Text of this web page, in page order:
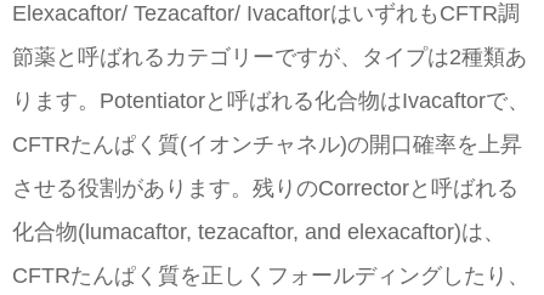
Elexacaftor/ Tezacaftor/ IvacaftorはいずれもCFTR調
節薬と呼ばれるカテゴリーですが、タイプは2種類あ
ります。Potentiatorと呼ばれる化合物はIvacaftorで、
CFTRたんぱく質(イオンチャネル)の開口確率を上昇
させる役割があります。残りのCorrectorと呼ばれる
化合物(lumacaftor, tezacaftor, and elexacaftor)は、
CFTRたんぱく質を正しくフォールディングしたり、